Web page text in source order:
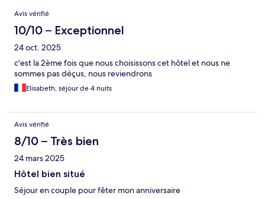
Avis
Avis vérifié
10/10 – Exceptionnel
24 oct. 2025
c'est la 2ème fois que nous choisissons cet hôtel et nous ne
sommes pas déçus, nous reviendrons
Elisabeth, séjour de 4 nuits
Avis vérifié
8/10 – Très bien
24 mars 2025
Hôtel bien situé
Séjour en couple pour fêter mon anniversaire